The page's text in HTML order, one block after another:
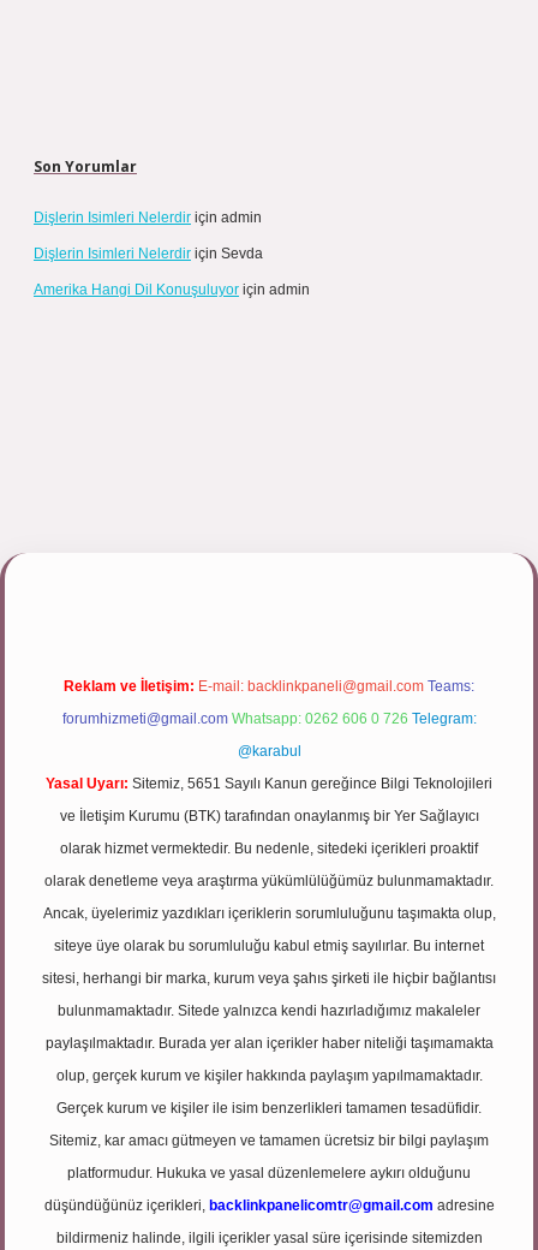
Son Yorumlar
Dişlerin Isimleri Nelerdir için admin
Dişlerin Isimleri Nelerdir için Sevda
Amerika Hangi Dil Konuşuluyor için admin
Reklam ve İletişim: E-mail: backlinkpaneli@gmail.com Teams:
forumhizmeti@gmail.com Whatsapp: 0262 606 0 726 Telegram:
@karabul
Yasal Uyarı: Sitemiz, 5651 Sayılı Kanun gereğince Bilgi Teknolojileri
ve İletişim Kurumu (BTK) tarafından onaylanmış bir Yer Sağlayıcı
olarak hizmet vermektedir. Bu nedenle, sitedeki içerikleri proaktif
olarak denetleme veya araştırma yükümlülüğümüz bulunmamaktadır.
Ancak, üyelerimiz yazdıkları içeriklerin sorumluluğunu taşımakta olup,
siteye üye olarak bu sorumluluğu kabul etmiş sayılırlar. Bu internet
sitesi, herhangi bir marka, kurum veya şahıs şirketi ile hiçbir bağlantısı
bulunmamaktadır. Sitede yalnızca kendi hazırladığımız makaleler
paylaşılmaktadır. Burada yer alan içerikler haber niteliği taşımamakta
olup, gerçek kurum ve kişiler hakkında paylaşım yapılmamaktadır.
Gerçek kurum ve kişiler ile isim benzerlikleri tamamen tesadüfidir.
Sitemiz, kar amacı gütmeyen ve tamamen ücretsiz bir bilgi paylaşım
platformudur. Hukuka ve yasal düzenlemelere aykırı olduğunu
düşündüğünüz içerikleri, backlinkpanelicomtr@gmail.com adresine
bildirmeniz halinde, ilgili içerikler yasal süre içerisinde sitemizden